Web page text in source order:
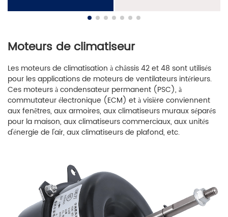
Moteurs de climatiseur
Les moteurs de climatisation à châssis 42 et 48 sont utilisés
pour les applications de moteurs de ventilateurs intérieurs.
Ces moteurs à condensateur permanent (PSC), à
commutateur électronique (ECM) et à visière conviennent
aux fenêtres, aux armoires, aux climatiseurs muraux séparés
pour la maison, aux climatiseurs commerciaux, aux unités
d'énergie de l'air, aux climatiseurs de plafond, etc.